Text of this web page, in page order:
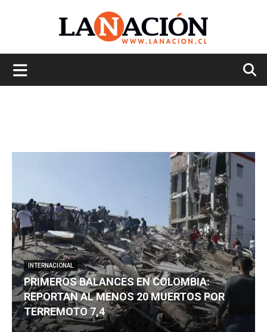
INTERNACIONAL
PRIMEROS BALANCES EN COLOMBIA:
REPORTAN AL MENOS 20 MUERTOS POR
TERREMOTO 7,4